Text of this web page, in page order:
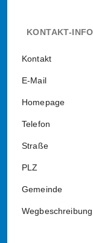
KONTAKT-
Kontakt
E-Mail
Homepage
Telefon
Straße
PLZ
Gemeinde
Wegbeschreibung